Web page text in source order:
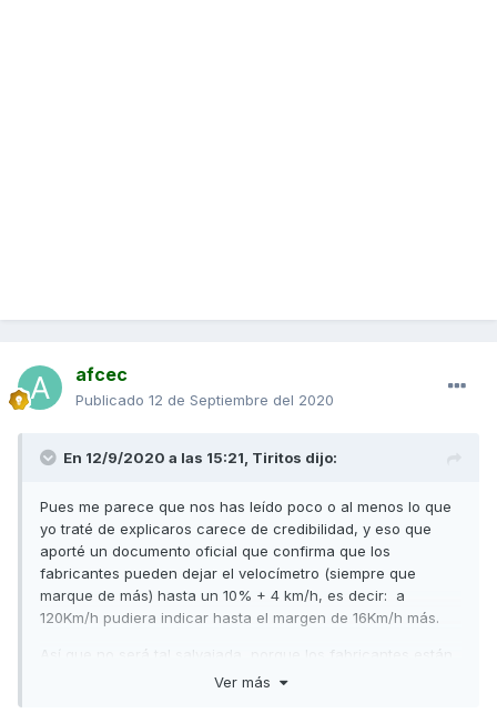
afcec
Publicado 12 de Septiembre del 2020
En 12/9/2020 a las 15:21, Tiritos dijo:
Pues me parece que nos has leído poco o al menos lo que
yo traté de explicaros carece de credibilidad, y eso que
aporté un documento oficial que confirma que los
fabricantes pueden dejar el velocímetro (siempre que
marque de más) hasta un 10% + 4 km/h, es decir: a
120Km/h pudiera indicar hasta el margen de 16Km/h más.
Así que no será tal salvajada, porque los fabricantes están
obligados por ley en Europa a que el velocímetro indique
Ver más